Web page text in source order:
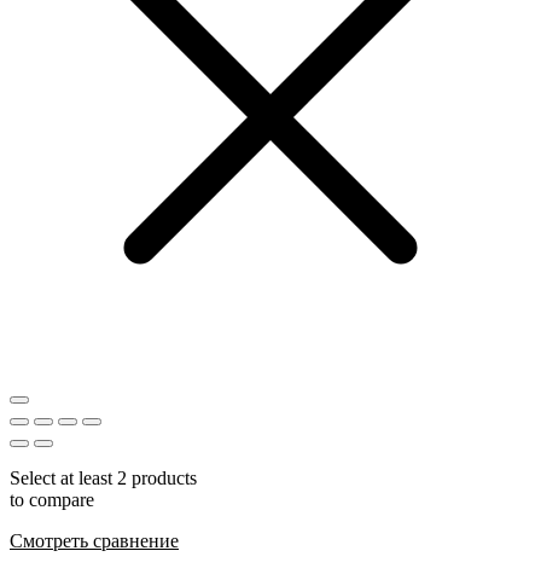
Select at least 2 products
to compare
Смотреть сравнение